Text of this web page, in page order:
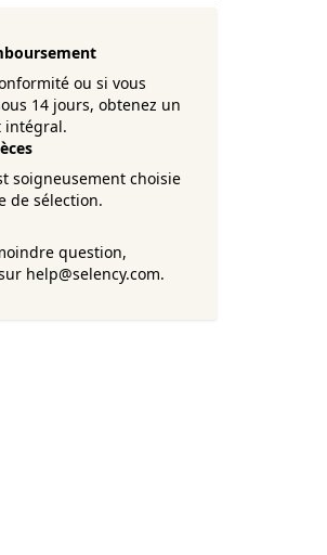
ou si vous
14 jours, obtenez un
intégral.
soigneusement choisie
de sélection.
question,
help@selency.com.